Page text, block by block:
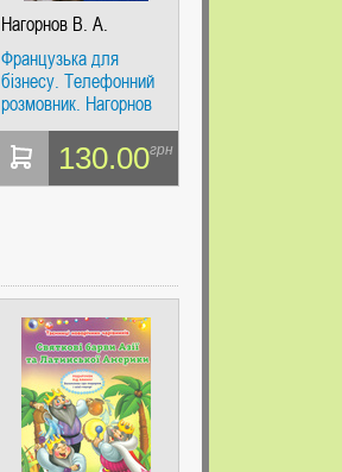
Нагорнов В. А.
Французька для
бізнесу. Телефонний
розмовник. Нагорнов
В. А. Жива мова
130.00грн